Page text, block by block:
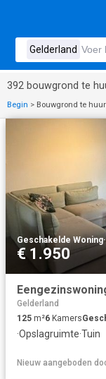
392 bouwgrond te
Begin > Bouwgrond te
Geschakelde Woning·
€ 1.950
Gelderland
125 m²6 Kamers
·Opslagruimte·Tuin
Nieuw aangeboden